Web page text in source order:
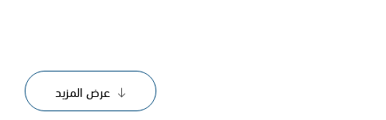
عرض المزيد